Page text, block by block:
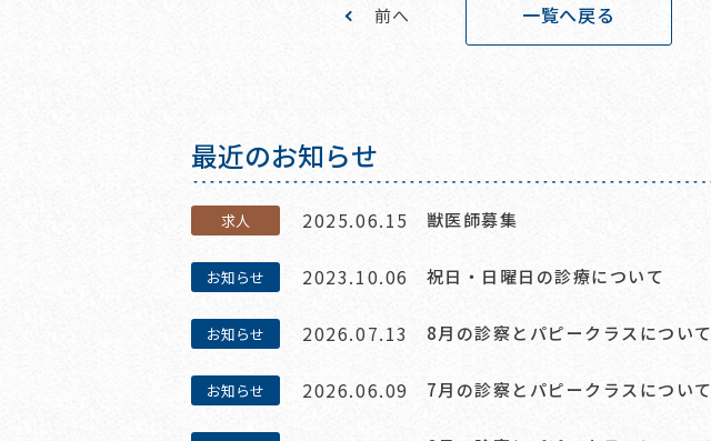
前へ 一覧へ戻る
最近のお知らせ
求人 2025.06.15 獣医師募集
お知らせ 2023.10.06 祝日・日曜日の診療について
お知らせ 2026.07.13 8月の診察とパピークラスについて
お知らせ 2026.06.09 7月の診察とパピークラスについて